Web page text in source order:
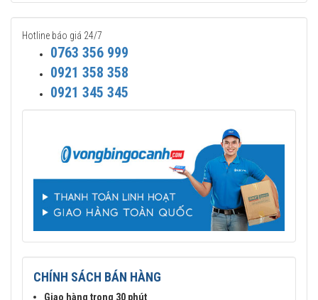
Hotline báo giá 24/7
0763 356 999
0921 358 358
0921 345 345
CHÍNH SÁCH BÁN HÀNG
Giao hàng trong 30 phút